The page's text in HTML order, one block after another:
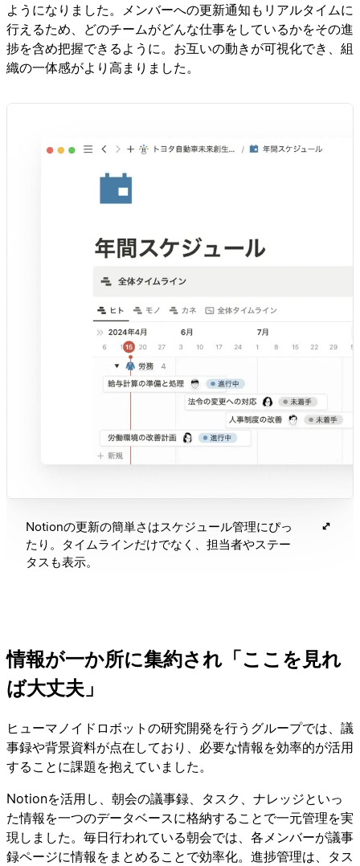
ようになりました。メンバーへの更新通知もリアルタイムに
行えるため、どのチームがどんな仕事をしているかをその進
捗を含め把握できるように。お互いの動きが可視化でき、組
織の一体感がより高まりました。
Notionの更新の簡単さはスケジュール管理にぴっ
たり。タイムラインだけでなく、担当者やステー
タスも表示。
情報が一か所に集約され「ここを見れ
ば大丈夫」
ヒューマノイドロボットの研究開発を行うグループでは、議
事録や背景資料が点在しており、必要な情報を効率的が活用
することに課題を抱えていました。
Notionを活用し、朝会の議事録、タスク、ナレッジといっ
た情報を一つのデータベースに格納することで一元管理を実
現しました。毎日行われている朝会では、各メンバーが議事
録ページに情報をまとめることで効率化。進捗管理は、タス